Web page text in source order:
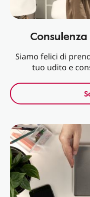
Siamo felici di
tuo udito e